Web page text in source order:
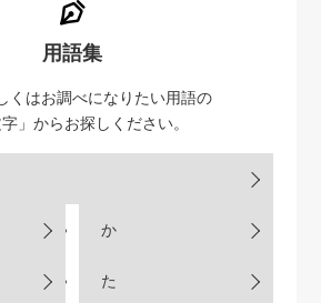
用語集
くはお調べになりたい用語の
字」からお探しください。
か
た